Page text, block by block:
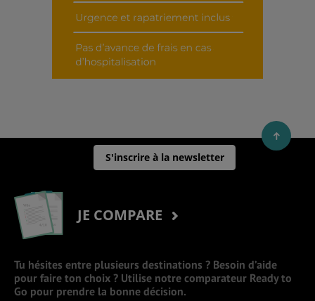
S'inscrire à la newsletter
JE COMPARE
Tu hésites entre plusieurs destinations ? Besoin d’aide
pour faire ton choix ? Utilise notre comparateur Ready to
Go pour prendre la bonne décision.